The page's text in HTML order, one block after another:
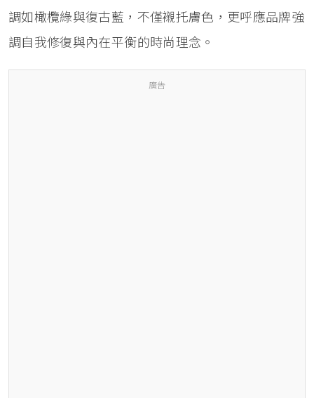
調如橄欖綠與復古藍，不僅襯托膚色，更呼應品牌強
調自我修復與內在平衡的時尚理念。
廣告